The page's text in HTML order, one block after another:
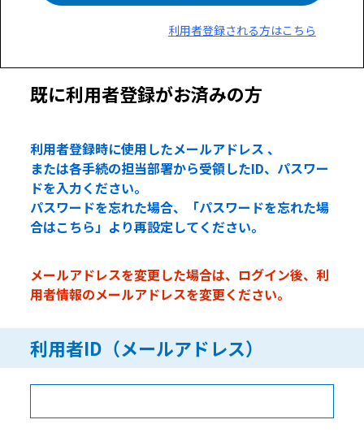
利用者登録される方はこちら
既に利用者登録がお済みの方
利用者登録時に使用したメールアドレス 、
または各手続の担当部署から受領したID、パスワー
ドを入力ください。
パスワードを忘れた場合、「パスワードを忘れた場
合はこちら」より再設定してください。
メールアドレスを変更した場合は、ログイン後、利
用者情報のメールアドレスを変更ください。
利用者ID（メールアドレス）